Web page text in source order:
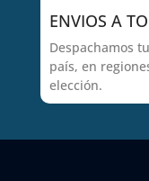
ENVIOS A
Despachamos
país, en
elección.